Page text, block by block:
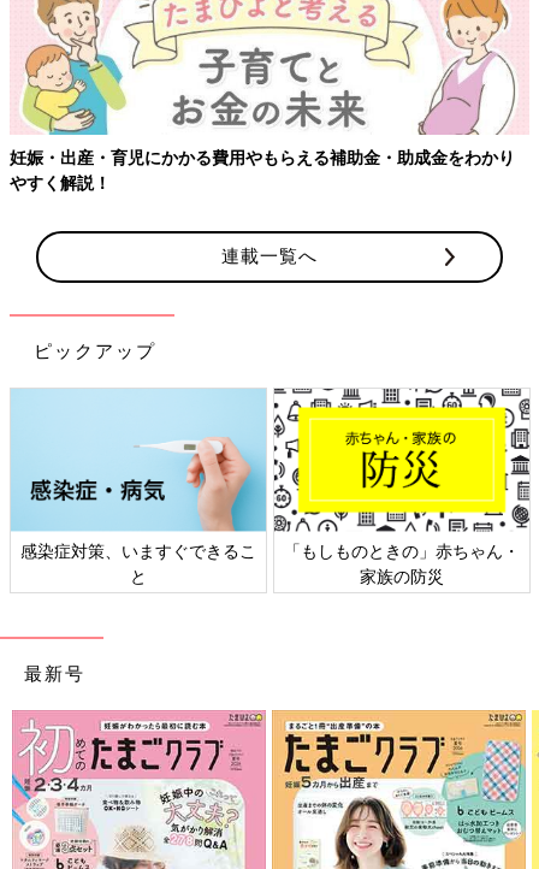
妊娠・出産・育児にかかる費用やもらえる補助金・助成金をわかり
やすく解説！
連載一覧へ
ピックアップ
感染症対策、いますぐできるこ
と
「もしものときの」赤ちゃん・
家族の防災
最新号